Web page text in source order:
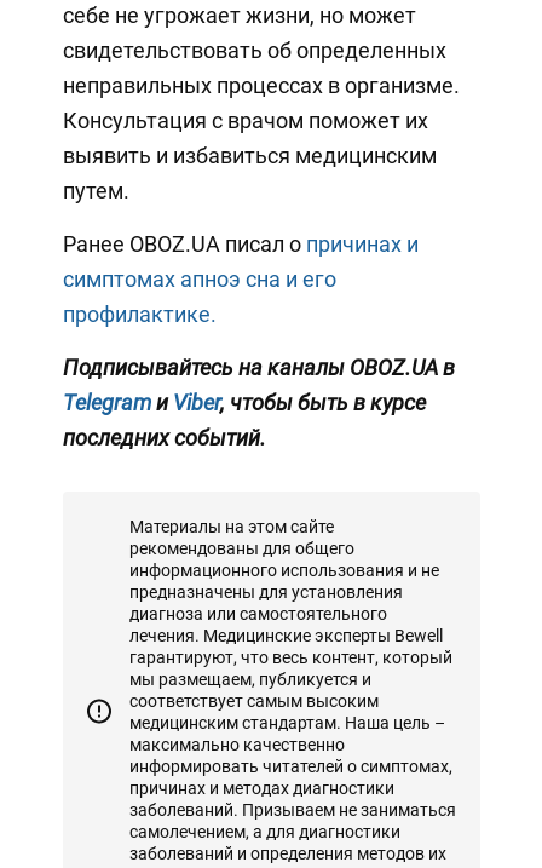
себе не угрожает жизни, но может
свидетельствовать об определенных
неправильных процессах в организме.
Консультация с врачом поможет их
выявить и избавиться медицинским
путем.
Ранее OBOZ.UA писал о причинах и
симптомах апноэ сна и его
профилактике.
Подписывайтесь на каналы OBOZ.UA в
TelegramиViber, чтобы быть в курсе
последних событий.
Материалы на этом сайте
рекомендованы для общего
информационного использования и не
предназначены для установления
диагноза или самостоятельного
лечения. Медицинские эксперты Bewell
гарантируют, что весь контент, который
мы размещаем, публикуется и
соответствует самым высоким
медицинским стандартам. Наша цель –
максимально качественно
информировать читателей о симптомах,
причинах и методах диагностики
заболеваний. Призываем не заниматься
самолечением, а для диагностики
заболеваний и определения методов их